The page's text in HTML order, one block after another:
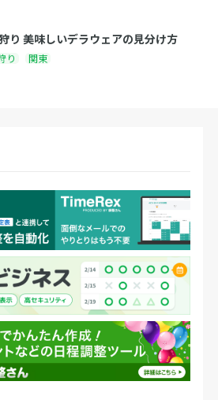
り 美味しいデラウェアの見分け方
り 関東